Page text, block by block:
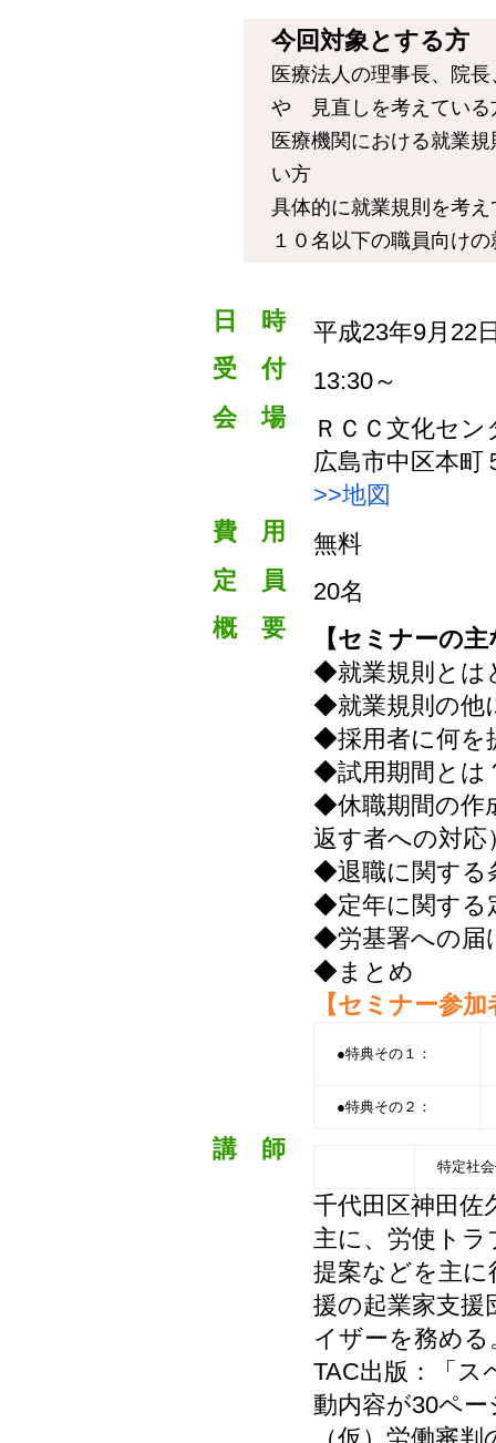
今回対象とする方
医療法人の理事長、院
や 見直しを考えている
医療機関における就業
い方
具体的に就業規則を考
１０名以下の職員向け
日 時
平成23年9月22
受 付
13:30～
会 場
ＲＣＣ文化セ
広島市中区本町
>>地図
費 用
無料
定 員
20名
概 要
【セミナーの
◆就業規則とは
◆就業規則の他
◆採用者に何を
◆試用期間とは
◆休職期間の作
返す者への対応
◆退職に関する
◆定年に関する
◆労基署への届
◆まとめ
【セミナー参
●特典その１：
●特典その２：
講 師
特定社
千代田区神田佐
主に、労使ト
提案などを主に
援の起業家支
イザーを務める
TAC出版：「ス
動内容が30ペ